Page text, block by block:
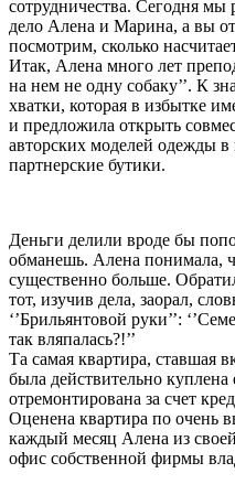
сотрудничества. Сегодня
дело Алена и Марина, а вы
посмотрим, сколько
Итак, Алена много лет
на нем не одну собаку’’. К
хватки, которая в избытке
и предложила открыть
авторских моделей одежды в
партнерские бутики.
Деньги делили вроде бы
обманешь. Алена понимала,
существенно больше.
тот, изучив дела, заорал,
‘’Брильянтовой руки’’:
так вляпалась?!’’
Та самая квартира, ставшая
была действительно
отремонтирована за счет
Оценена квартира по очень
каждый месяц Алена из
офис собственной фирмы